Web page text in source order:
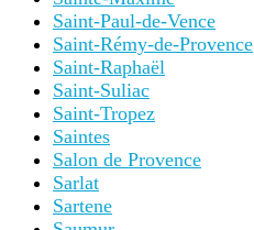
Saint-Paul-de-Vence
Saint-Rémy-de-Provence
Saint-Raphaël
Saint-Suliac
Saint-Tropez
Saintes
Salon de Provence
Sarlat
Sartene